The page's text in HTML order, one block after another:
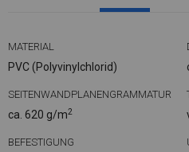
MATERIAL
PVC (Polyvinylchlorid)
SEITENWANDPLANENGRAMMATUR
ca. 620 g/m2
BEFESTIGUNG